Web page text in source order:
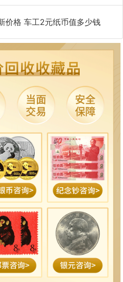
价格 车工2元纸币值多少钱